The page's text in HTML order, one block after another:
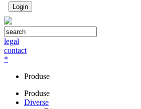
legal
contact
*
Produse
Produse
Diverse